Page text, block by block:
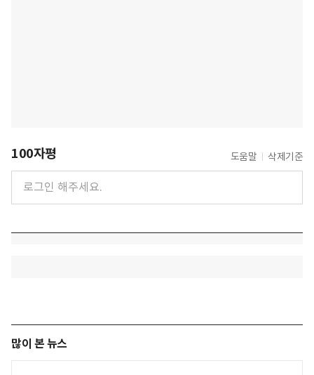
100자평 도움말 삭제기준
많이 본 뉴스